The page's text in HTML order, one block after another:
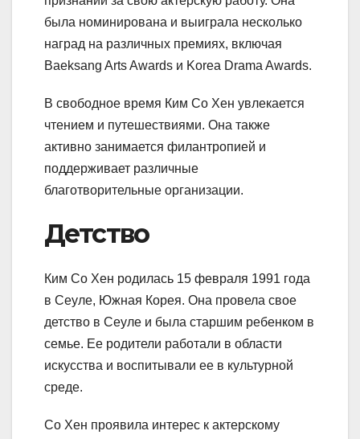
была номинирована и выиграла несколько
наград на различных премиях, включая
Baeksang Arts Awards и Korea Drama Awards.
В свободное время Ким Со Хен увлекается
чтением и путешествиями. Она также
активно занимается филантропией и
поддерживает различные
благотворительные организации.
Детство
Ким Со Хен родилась 15 февраля 1991 года
в Сеуле, Южная Корея. Она провела свое
детство в Сеуле и была старшим ребенком в
семье. Ее родители работали в области
искусства и воспитывали ее в культурной
среде.
Со Хен проявила интерес к актерскому